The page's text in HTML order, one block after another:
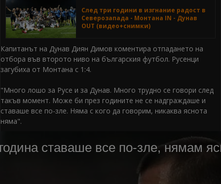
След три години в изгнание радост в
Северозапада - Монтана IN - Дунав
OUT (видео+снимки)
Капитанът на Дунав Диян Димов коментира отпадането на
отбора във второто ниво на българския футбол. Русенци
загубиха от Монтана с 1:4.
"Много лошо за Русе и за Дунав. Много трудно се говори след
такъв момент. Може би през годините не се надграждаше и
ставаше все по-зле. Няма с кого да говорим, никаква яснота
няма".